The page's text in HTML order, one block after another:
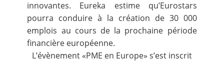
innovantes. Eureka estime qu’Eurostars
pourra conduire à la création de 30 000
emplois au cours de la prochaine période
financière européenne.
L’évènement «PME en Europe» s’est inscrit